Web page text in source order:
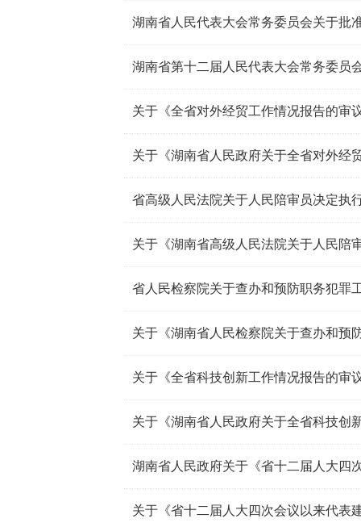
湖南省第十二届人民代表大会常务委员
关于《全省对外经贸工作情况报告的审
关于《全省科技创新工作情况报告的审